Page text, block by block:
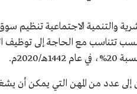
والتنمية الاجتماعية
تتناسب مع الحاجة إلى توظيف
2020م.